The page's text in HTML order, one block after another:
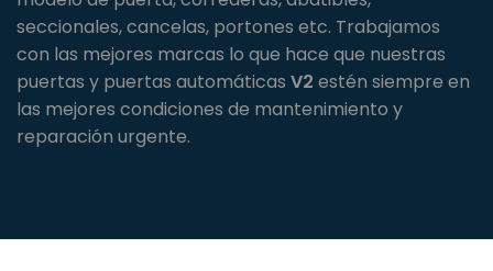
seccionales, cancelas, portones etc. Trabajamos
con las mejores marcas lo que hace que nuestras
puertas y puertas automáticas V2 estén siempre en
las mejores condiciones de mantenimiento y
reparación urgente.